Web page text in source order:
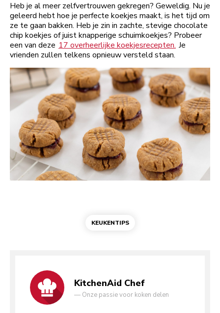
Heb je al meer zelfvertrouwen gekregen? Geweldig. Nu je
geleerd hebt hoe je perfecte koekjes maakt, is het tijd om
ze te gaan bakken. Heb je zin in zachte, stevige chocolate
chip koekjes of juist knapperige schuimkoekjes? Probeer
een van deze 17 overheerlijke koekjesrecepten. Je
vrienden zullen telkens opnieuw versteld staan.
KEUKENTIPS
KitchenAid Chef
— Onze passie voor koken delen